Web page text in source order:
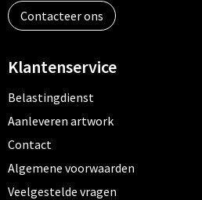
Contacteer ons
Klantenservice
Belastingdienst
Aanleveren artwork
Contact
Algemene voorwaarden
Veelgestelde vragen